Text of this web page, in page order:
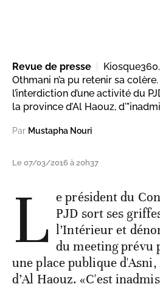
Revue de presse
Othmani n’a pu retenir sa
l’interdiction d’une activité du
la province d’Al Haouz,
Par Mustapha Nouri
Le 07/03/2016 à 20h37
L e président du
PJD sort ses
l’Intérieur et
du meeting prévu
une place publique
d’Al Haouz. «C'est